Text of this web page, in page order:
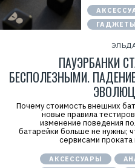
ГАДЖЕТЫ
ПАУЭРБАНКИ
БЕСПОЛЕЗНЫМИ.
Почему стоимость внешних
новые правила
изменение поведения
батарейки больше не нужны;
сервисами проката
АКСЕССУАРЫ